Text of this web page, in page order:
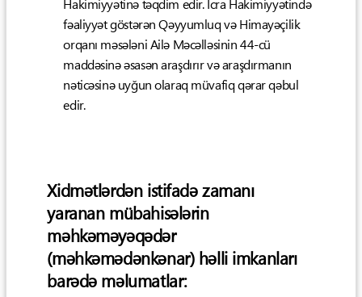
Hakimiyyətinə təqdim edir. İcra Hakimiyyətində
fəaliyyət göstərən Qəyyumluq və Himayəçilik
orqanı məsələni Ailə Məcəlləsinin 44-cü
maddəsinə əsasən araşdırır və araşdırmanın
nəticəsinə uyğun olaraq müvafiq qərar qəbul
edir.
Xidmətlərdən istifadə zamanı
yaranan mübahisələrin
məhkəməyəqədər
(məhkəmədənkənar) həlli imkanları
barədə məlumatlar: